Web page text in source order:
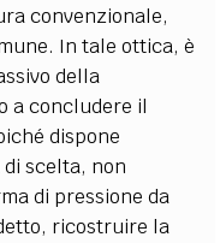
convenzionale,
In tale ottica, è
della
a concludere il
dispone
scelta, non
di pressione da
ricostruire la